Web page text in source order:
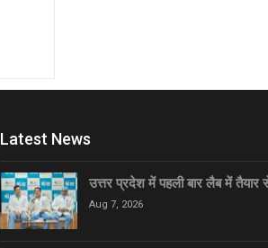
Latest News
उत्तर प्रदेश में पहली बार लैब में
Aug 7, 2026